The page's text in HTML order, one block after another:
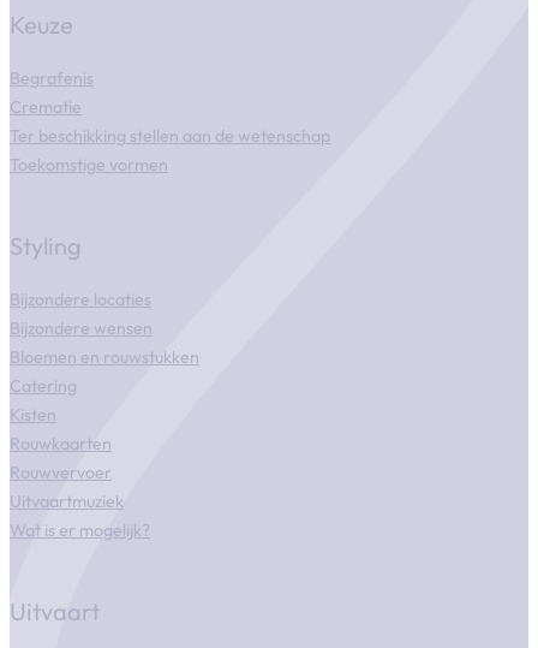
Keuze
Begrafenis
Crematie
Ter beschikking stellen aan de wetenschap
Toekomstige vormen
Styling
Bijzondere locaties
Bijzondere wensen
Bloemen en rouwstukken
Catering
Kisten
Rouwkaarten
Rouwvervoer
Uitvaartmuziek
Wat is er mogelijk?
Uitvaart